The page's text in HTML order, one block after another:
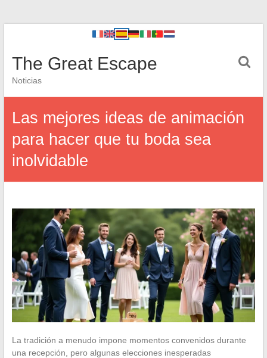
The Great Escape
Noticias
Las mejores ideas de animación
para hacer que tu boda sea
inolvidable
La tradición a menudo impone momentos convenidos durante
una recepción, pero algunas elecciones inesperadas